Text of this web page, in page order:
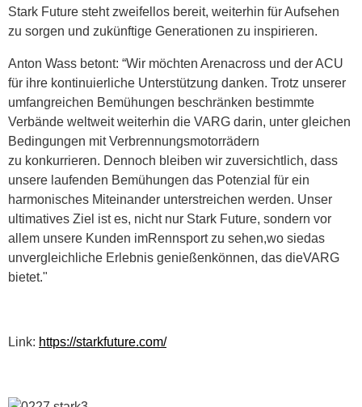
Stark Future steht zweifellos bereit, weiterhin für Aufsehen
zu sorgen und zukünftige Generationen zu inspirieren.
Anton Wass betont: “Wir möchten Arenacross und der ACU
für ihre kontinuierliche Unterstützung danken. Trotz unserer
umfangreichen Bemühungen beschränken bestimmte
Verbände weltweit weiterhin die VARG darin, unter gleichen
Bedingungen mit Verbrennungsmotorrädern
zu konkurrieren. Dennoch bleiben wir zuversichtlich, dass
unsere laufenden Bemühungen das Potenzial für ein
harmonisches Miteinander unterstreichen werden. Unser
ultimatives Ziel ist es, nicht nur Stark Future, sondern vor
allem unsere Kunden imRennsport zu sehen,wo siedas
unvergleichliche Erlebnis genießenkönnen, das dieVARG
bietet."
Link: https://starkfuture.com/